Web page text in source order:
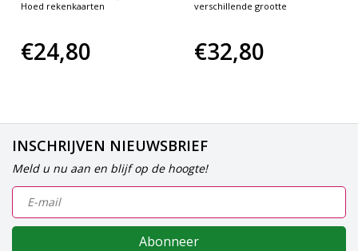
Hoed rekenkaarten
€24,80
verschillende grootte
€32,80
INSCHRIJVEN NIEUWSBRIEF
Meld u nu aan en blijf op de hoogte!
Abonneer